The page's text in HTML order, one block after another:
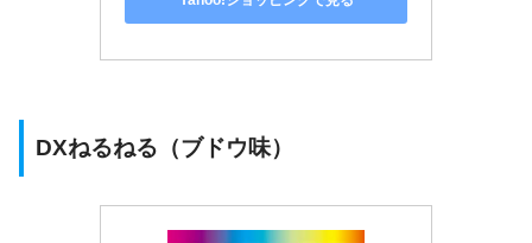
DXねるねる（ブドウ味）